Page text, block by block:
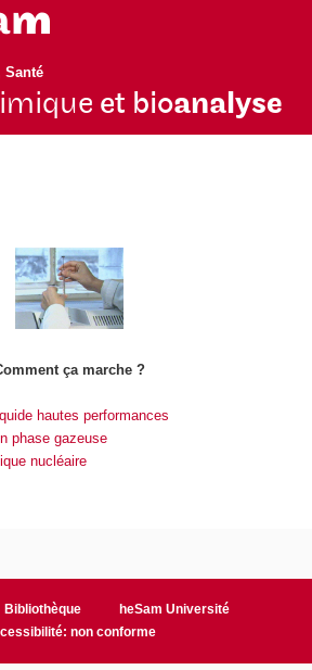
Santé
et bioanalyse
ça marche ?
hautes performances
phase gazeuse
nucléaire
Bibliothèque
heSam Université
non conforme